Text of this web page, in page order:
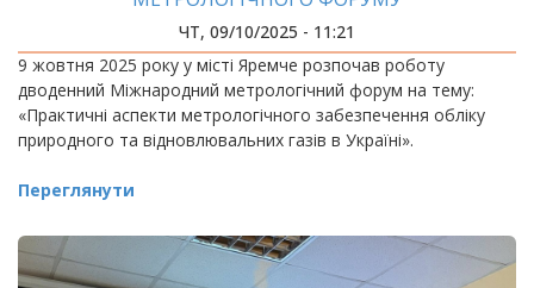
ЧТ, 09/10/2025 - 11:21
9 жовтня 2025 року у місті Яремче розпочав роботу
дводенний Міжнародний метрологічний форум на тему:
«Практичні аспекти метрологічного забезпечення обліку
природного та відновлювальних газів в Україні».
Переглянути